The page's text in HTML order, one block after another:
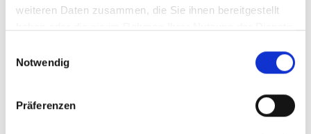
weiteren Daten zusammen, die Sie ihnen bereitgestellt
Notwendig
Präferenzen
indem seine letzte
URL-Adresse
lastExtern
Time
Bestän
dig